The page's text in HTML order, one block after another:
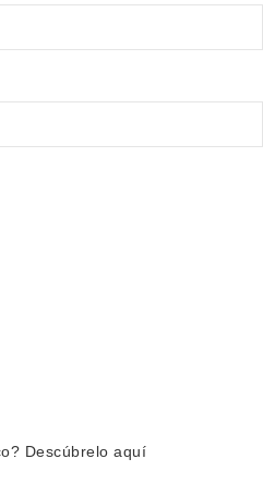
Descúbrelo aquí